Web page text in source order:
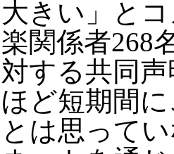
大きい」と
楽関係者268
対する共同
ほど短期間
とは思って